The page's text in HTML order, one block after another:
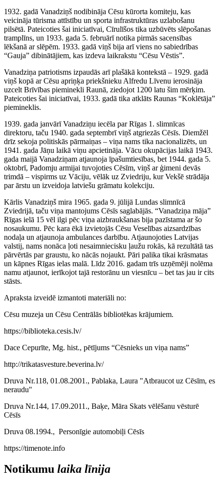
1932. gadā Vanadziņš nodibināja Cēsu kūrorta komiteju, kas
veicināja tūrisma attīstību un sporta infrastruktūras uzlabošanu
pilsētā. Pateicoties šai iniciatīvai, Cīrulīšos tika uzbūvēts slēpošanas
tramplīns, un 1933. gada 5. februārī notika pirmās sacensības
lēkšanā ar slēpēm. 1933. gadā viņš bija arī viens no sabiedrības
“Gauja” dibinātājiem, kas izdeva laikrakstu “Cēsu Vēstis”.
Vanadziņa patriotisms izpaudās arī plašākā kontekstā – 1929. gadā
viņš kopā ar Cēsu apriņķa priekšnieku Alfredu Līvenu ierosināja
uzcelt Brīvības pieminekli Raunā, ziedojot 1200 latu šim mērķim.
Pateicoties šai iniciatīvai, 1933. gadā tika atklāts Raunas “Koklētāja”
piemineklis.
1939. gada janvārī Vanadziņu iecēla par Rīgas 1. slimnīcas
direktoru, taču 1940. gada septembrī viņš atgriezās Cēsīs. Diemžēl
drīz sekoja politiskās pārmaiņas – viņa nams tika nacionalizēts, un
1941. gada Jāņu laikā viņu apcietināja. Vācu okupācijas laikā 1943.
gada maijā Vanadziņam atjaunoja īpašumtiesības, bet 1944. gada 5.
oktobrī, Padomju armijai tuvojoties Cēsīm, viņš ar ģimeni devās
trimdā – vispirms uz Vāciju, vēlāk uz Zviedriju, kur Vekšē strādāja
par ārstu un izveidoja latviešu grāmatu kolekciju.
Kārlis Vanadziņš mira 1965. gada 9. jūlijā Lundas slimnīcā
Zviedrijā, taču viņa mantojums Cēsīs saglabājās. “Vanadziņa māja”
Rīgas ielā 15 vēl ilgi pēc viņa aizbraukšanas bija pazīstama ar šo
nosaukumu. Pēc kara ēkā izvietojās Cēsu Veselības aizsardzības
nodaļa un atjaunoja ambulances darbību. Atjaunojoties Latvijas
valstij, nams nonāca ļoti nesaimniecisku ļaužu rokās, kā rezultātā tas
pārvērtās par graustu, ko nācās nojaukt. Pāri palika tikai krāsmatas
un kāpnes Rīgas ielas malā. Līdz 2016. gadam trīs uzņēmēji nolēma
namu atjaunot, ierīkojot tajā restorānu un viesnīcu – bet tas jau ir cits
stāsts.
Apraksta izveidē izmantoti materiāli no:
Cēsu muzeja un Cēsu Centrālās bibliotēkas krājumiem.
https://biblioteka.cesis.lv/
Dace Cepurīte, Mg. hist., pētījums “Cēsnieks un viņa nams”
http://trikatasvesture.beverina.lv/
Druva Nr.118, 01.08.2001., Pablaka, Laura "Atbraucot uz Cēsīm, es
neraudu"
Druva Nr.144, 17.09.2011., Baķe, Māra Skats vēlēšanu vēsturē
Cēsīs
Druva 08.1994., Personīgie automobiļi Cēsīs
https://timenote.info
Notikumu laika līnija